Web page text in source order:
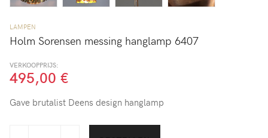
LAMPEN
Holm Sorensen messing hanglamp 6407
VERKOOPPRIJS:
495,00 €
Gave brutalist Deens design hanglamp